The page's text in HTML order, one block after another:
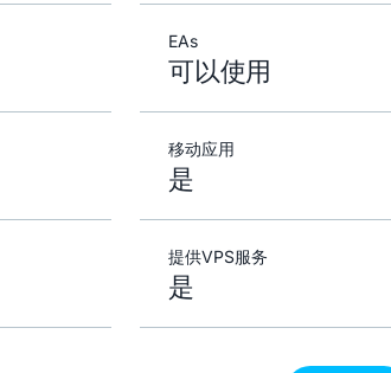
EAs
可以使用
移动应用
是
提供VPS服务
是